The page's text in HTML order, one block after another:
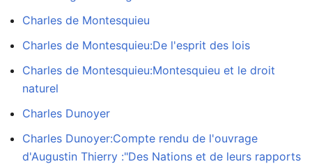
Charles de Montesquieu
Charles de Montesquieu:De l'esprit des lois
Charles de Montesquieu:Montesquieu et le droit
naturel
Charles Dunoyer
Charles Dunoyer:Compte rendu de l'ouvrage
d'Augustin Thierry :"Des Nations et de leurs rapports